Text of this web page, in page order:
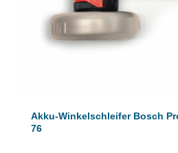
Akku-Winkelschleifer Bosch
76